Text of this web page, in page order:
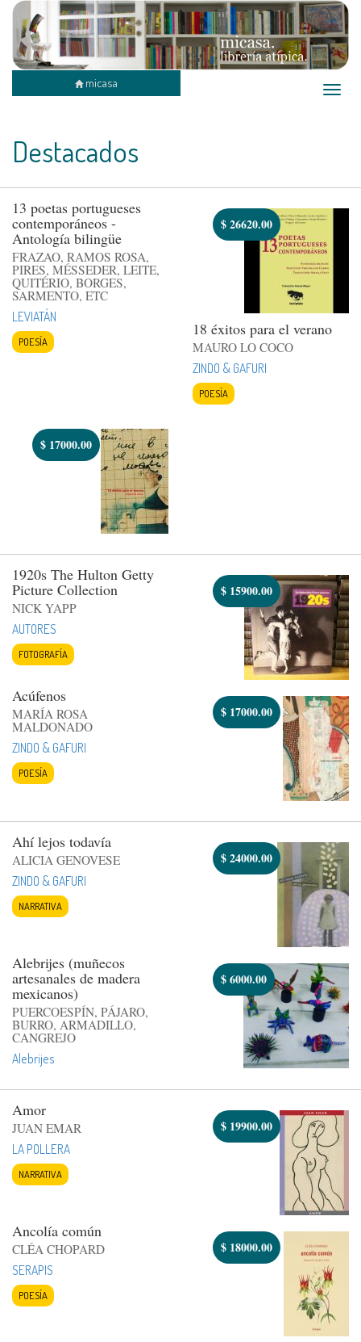
Toggle
micasa
Destacados
13 poetas portugueses
contemporáneos -
Antología bilingüe
FRAZAO, RAMOS ROSA,
PIRES, MÉSSEDER, LEITE,
QUITÉRIO, BORGES,
SARMENTO, ETC
LEVIATÁN
POESÍA
$26620.00
18 éxitos para el verano
MAURO LO COCO
ZINDO & GAFURI
POESÍA
$ 17000.00
1920s The Hulton Getty
Picture Collection
NICK YAPP
AUTORES
FOTOGRAFÍA
$ 15900.00
Acúfenos
MARÍA ROSA
MALDONADO
ZINDO & GAFURI
POESÍA
$ 17000.00
Ahí lejos todavía
ALICIA GENOVESE
ZINDO & GAFURI
NARRATIVA
$24000.00
Alebrijes (muñecos
artesanales de madera
mexicanos)
PUERCOESPÍN, PÁJARO,
BURRO, ARMADILLO,
CANGREJO
Alebrijes
$6000.00
Amor
JUAN EMAR
LA POLLERA
NARRATIVA
$ 19900.00
Ancolía común
CLÉA CHOPARD
SERAPIS
POESÍA
$ 18000.00